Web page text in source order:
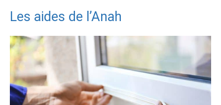
Les aides de l’Anah